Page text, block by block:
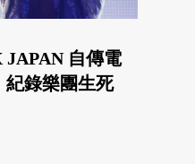
JAPAN 自傳電
紀錄樂團生死